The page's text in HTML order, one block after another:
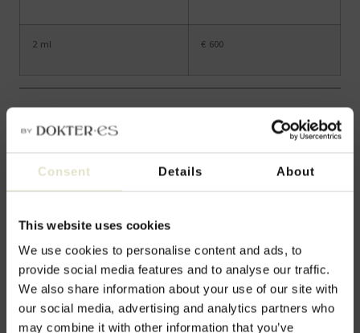
Consent Details About
This website uses cookies
We use cookies to personalise content and ads, to
provide social media features and to analyse our traffic.
We also share information about your use of our site with
our social media, advertising and analytics partners who
may combine it with other information that you’ve
2 ml € 600
Hoe lang blijft het resultaat van
een skinbooster behandeling